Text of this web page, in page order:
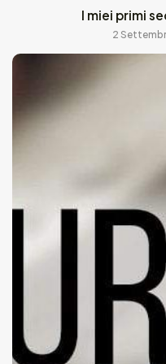
I miei primi
2